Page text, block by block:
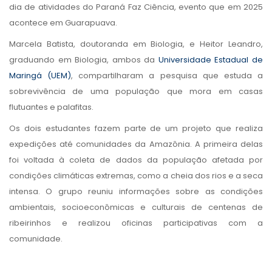
dia de atividades do Paraná Faz Ciência, evento que em 2025
acontece em Guarapuava.
Marcela Batista, doutoranda em Biologia, e Heitor Leandro,
graduando em Biologia, ambos da Universidade Estadual de
Maringá (UEM), compartilharam a pesquisa que estuda a
sobrevivência de uma população que mora em casas
flutuantes e palafitas.
Os dois estudantes fazem parte de um projeto que realiza
expedições até comunidades da Amazônia. A primeira delas
foi voltada à coleta de dados da população afetada por
condições climáticas extremas, como a cheia dos rios e a seca
intensa. O grupo reuniu informações sobre as condições
ambientais, socioeconômicas e culturais de centenas de
ribeirinhos e realizou oficinas participativas com a
comunidade.